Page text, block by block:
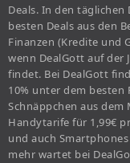
Deals. In den
besten Deals aus den
Finanzen (Kredite und
wenn DealGott auf der
findet. Bei DealGott
10% unter dem besten
Schnäppchen aus
Handytarife für 1,99€
und auch
mehr wartet bei